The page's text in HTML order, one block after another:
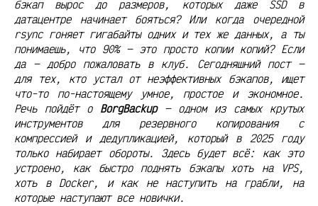
бэкап вырос до размеров, которых даже SSD в
датацентре начинает бояться? Или когда очередной
rsync гоняет гигабайты одних и тех же данных, а ты
понимаешь, что 90% — это просто копии копий? Если
да — добро пожаловать в клуб. Сегодняшний пост —
для тех, кто устал от неэффективных бэкапов, ищет
что-то по-настоящему умное, простое и экономное.
Речь пойдёт о BorgBackup— одном из самых крутых
инструментов для резервного копирования с
компрессией и дедупликацией, который в 2025 году
только набирает обороты. Здесь будет всё: как это
устроено, как быстро поднять бэкапы хоть на VPS,
хоть в Docker, и как не наступить на грабли, на
которые наступают все новички.